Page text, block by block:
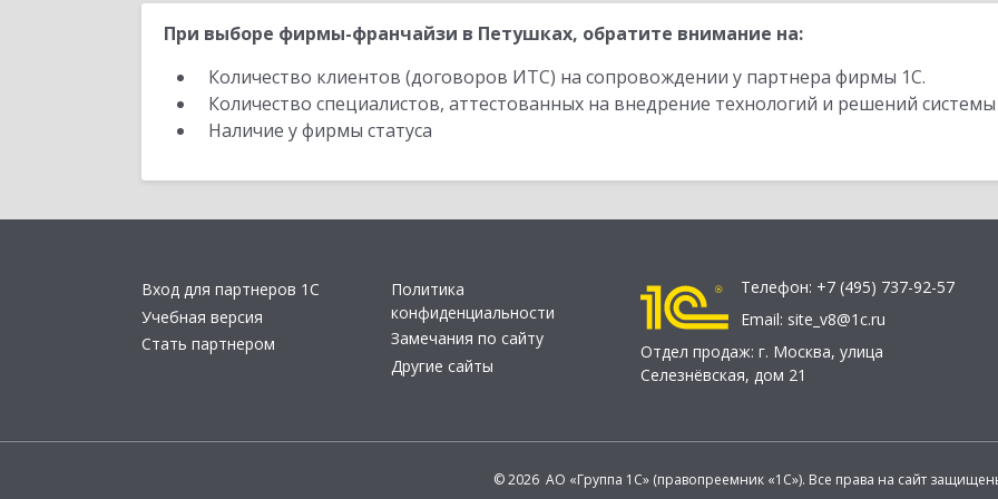
При выборе фирмы-франчайзи в Петушках, обратите внимание на:
Количество клиентов (договоров ИТС) на сопровождении у партнера фирмы 1С.
Количество специалистов, аттестованных на внедрение технологий и решений
Наличие у фирмы статуса
Вход для партнеров 1С
Учебная версия
Стать партнером
Политика
конфиденциальности
Замечания по сайту
Другие сайты
Телефон: +7 (495) 737-92-57
Email: site_v8@1c.ru
Отдел продаж: г. Москва, улица
Селезнёвская, дом 21
© 2026 АО «Группа 1С» (правопреемник «1С»). Все права на сайт